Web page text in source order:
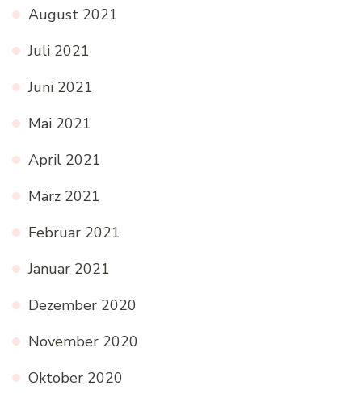
August 2021
Juli 2021
Juni 2021
Mai 2021
April 2021
März 2021
Februar 2021
Januar 2021
Dezember 2020
November 2020
Oktober 2020